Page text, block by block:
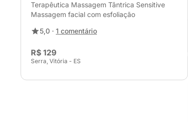
Terapêutica Massagem Tântrica Sensitive
Massagem facial com esfoliação
5,0 · 1 comentário
R$ 129
Serra, Vitória - ES